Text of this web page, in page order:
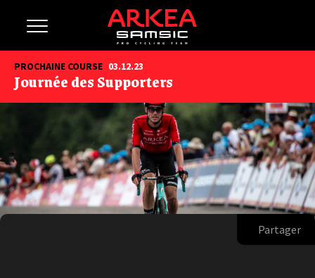
PROCHAINE COURSE 03.12.23
Journée des Supporters
Partager